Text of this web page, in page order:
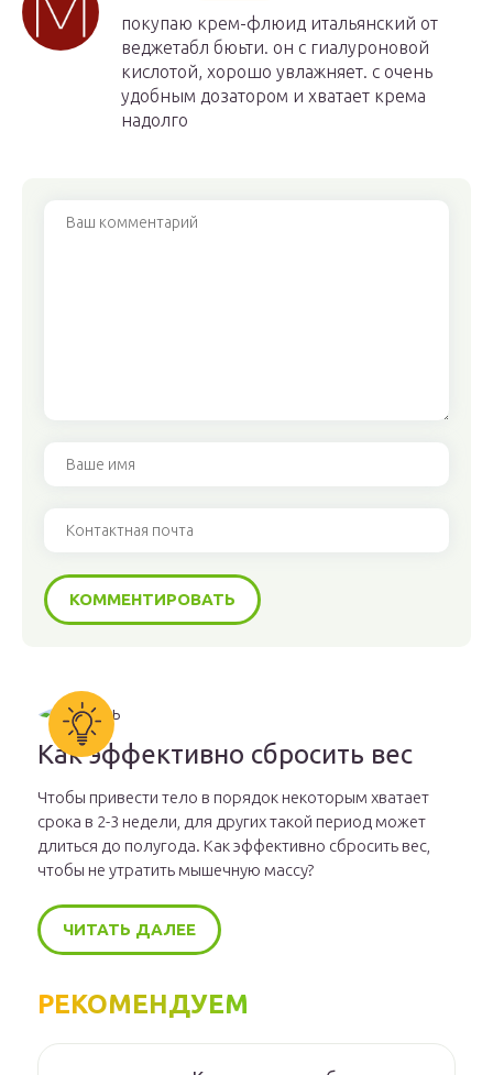
покупаю крем-флюид итальянский от
веджетабл бюьти. он с гиалуроновой
кислотой, хорошо увлажняет. с очень
удобным дозатором и хватает крема
надолго
Как эффективно сбросить вес
Чтобы привести тело в порядок некоторым хватает
срока в 2-3 недели, для других такой период может
длиться до полугода. Как эффективно сбросить вес,
чтобы не утратить мышечную массу?
ЧИТАТЬ ДАЛЕЕ
РЕКОМЕНДУЕМ